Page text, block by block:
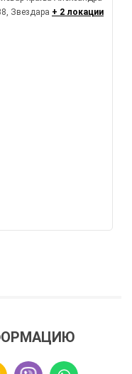
Звездара + 2 локации